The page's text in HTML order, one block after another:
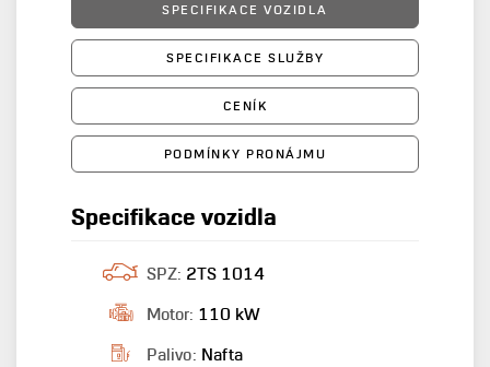
SPECIFIKACE VOZIDLA
SPECIFIKACE SLUŽBY
CENÍK
PODMÍNKY PRONÁJMU
Specifikace vozidla
SPZ: 2TS 1014
Motor: 110 kW
Palivo: Nafta